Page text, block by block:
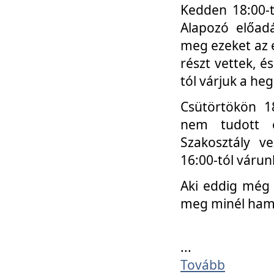
Kedden
Alapozó
meg ezeket
részt vettek,
tól várjuk a
Csütörtökön
nem tudott
Szakosztály
16:00-tól
Aki eddig
meg minél
...
Tovább